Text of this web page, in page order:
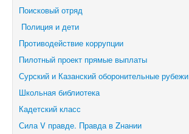
Поисковый отряд
Полиция и дети
Противодействие коррупции
Пилотный проект прямые выплаты
Сурский и Казанский оборонительные рубежи
Школьная библиотека
Кадетский класс
Сила V правде. Правда в Zнании